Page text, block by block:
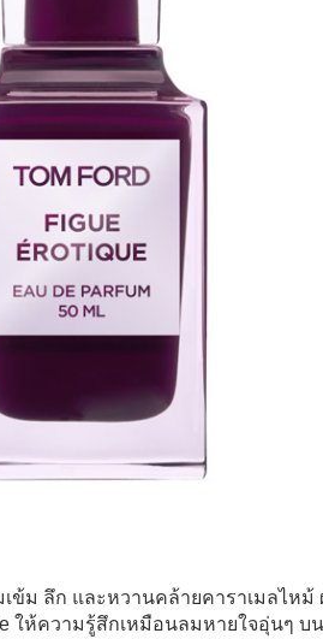
เข้ม ลึก และหวานคล้ายคาราเมลไห
ให้ความรู้สึกเหมือนลมหายใจอุ่นๆ บ